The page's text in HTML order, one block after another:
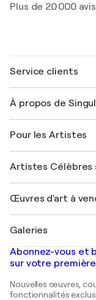
Plus de 20 000
Service clients
Expédition
Offrir une carte
Rejoignez notre
Mon compte
+33 1 76 44 06 42
À propos de
FAQ
Magazine Singulart
Emplois
Découvrez une
Pour les Artistes
Se connecter en
Artistes Célèbres
Marc Chagall
Banksy
Mr. Brainwash
Shepard Fairey
Œuvres d'art à
Tableaux abstraits
Peintures de
Estampes
Peintures
Galeries
Galeries d'art en
Galeries d'art en
Abonnez-vous et
sur votre
Nouvelles œuvres,
fonctionnalités